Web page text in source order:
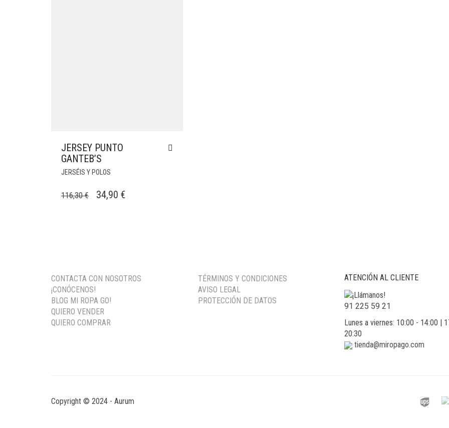
JERSEY PUNTO
GANTEB’S
JERSÉIS Y POLOS
116,30€
EL
34,90 €EL
CONTACTA CON NOSOTROS
¡CONÓCENOS!
BLOG MI ROPA GO!
QUIERO VENDER
QUIERO COMPRAR
TÉRMINOS Y CONDICIONES
AVISO LEGAL
PROTECCIÓN DE DATOS
ATENCIÓN AL CLIENTE
91 225 59 21
Lunes a viernes: 10:00 - 14:00 |
20:30
tienda@miropago.com
Copyright © 2024 - Aurum